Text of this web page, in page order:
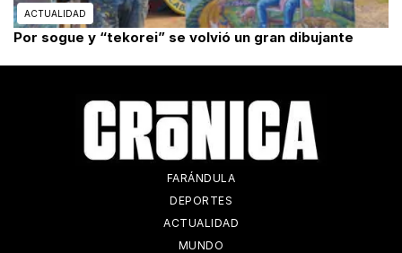
ACTUALIDAD
Por sogue y “tekorei” se volvió un gran dibujante
FARÁNDULA
DEPORTES
ACTUALIDAD
MUNDO